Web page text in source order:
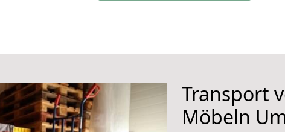
Transport
Möbeln